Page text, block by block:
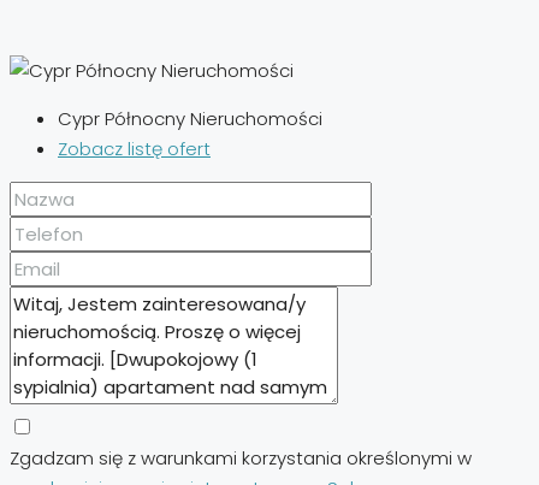
Cypr Północny Nieruchomości
Zobacz listę ofert
Zgadzam się z warunkami korzystania określonymi w